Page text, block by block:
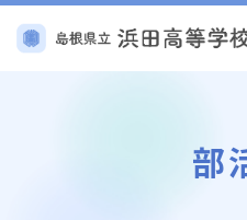
部